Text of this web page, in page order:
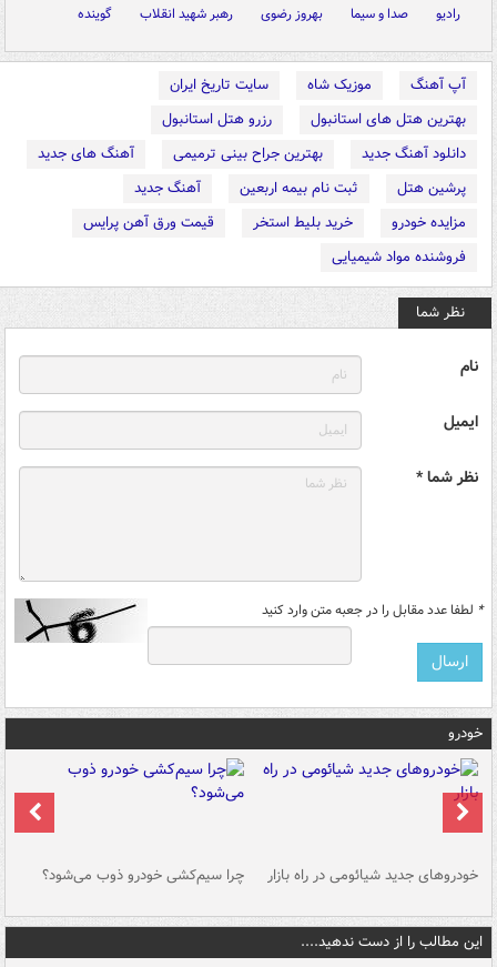
رادیو صدا و سیما بهروز رضوی رهبر شهید انقلاب گوینده
آپ آهنگ موزیک شاه
سایت تاریخ ایران
بهترین هتل های استانبول
رزرو هتل استانبول
دانلود آهنگ جدید
بهترین جراح بینی ترمیمی
آهنگ های جدید
پرشین هتل
ثبت نام بیمه اربعین
آهنگ جدید
مزایده خودرو
خرید بلیط استخر
قیمت ورق آهن پرایس
فروشنده مواد شیمیایی
نظر شما
نام
ایمیل
نظر شما *
* لطفا عدد مقابل را در جعبه متن وارد کنید
خودرو
خودروهای جدید شیائومی در راه بازار چرا سیم‌کشی خودرو ذوب می‌شود؟
این مطالب را از دست ندهید....